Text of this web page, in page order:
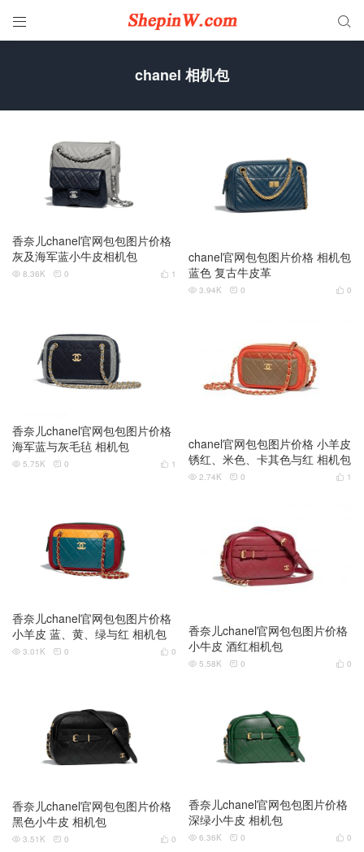
 
chanel 相机包
香奈儿chanel官网包包图片价格
灰及海军蓝小牛皮相机包
 1
 8.36K  0
chanel官网包包图片价格 相机包
蓝色 复古牛皮革
 0
 3.94K  0
香奈儿chanel官网包包图片价格
海军蓝与灰毛毡 相机包
 1
 5.75K  0
chanel官网包包图片价格 小羊皮
锈红、米色、卡其色与红 相机包
 1
 2.74K  0
香奈儿chanel官网包包图片价格
小羊皮 蓝、黄、绿与红 相机包
 0
 3.01K  0
香奈儿chanel官网包包图片价格
小牛皮 酒红相机包
 0
 5.58K  0
香奈儿chanel官网包包图片价格
黑色小牛皮 相机包
 0
 3.51K  0
香奈儿chanel官网包包图片价格
深绿小牛皮 相机包
 0
 6.36K  0